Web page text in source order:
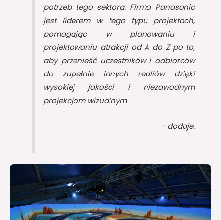
potrzeb tego sektora. Firma Panasonic
jest liderem w tego typu projektach,
pomagając w planowaniu i
projektowaniu atrakcji od A do Z po to,
aby przenieść uczestników i odbiorców
do zupełnie innych realiów dzięki
wysokiej jakości i niezawodnym
projekcjom wizualnym
– dodaje.